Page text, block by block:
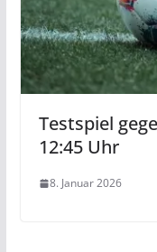
Testspiel
12:45 Uhr
8. Januar 2026